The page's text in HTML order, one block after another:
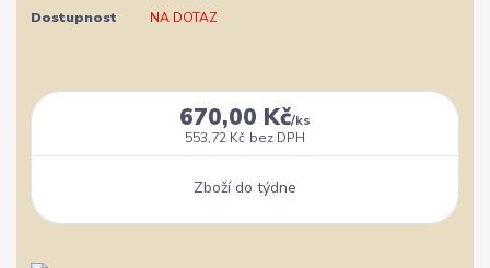
Dostupnost NA DOTAZ
670,00 Kč/ks
553,72 Kč bez DPH
Zboží do týdne